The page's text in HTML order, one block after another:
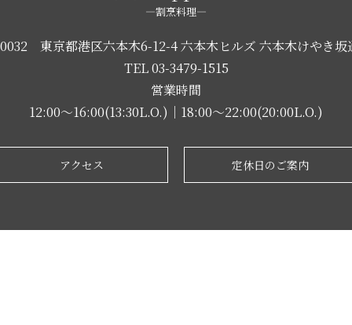
―割烹料理―
東京都港区六本木6-12-4六本木ヒルズ 六本木けやき坂
TEL03-3479-1515
営業時間
12:00～16:00(13:30L.O.)｜18:00～22:00(20:00L.O.)
アクセス 定休日のご案内